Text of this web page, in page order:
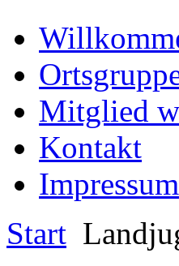
Mitglied
Kontakt
Impressum
Start